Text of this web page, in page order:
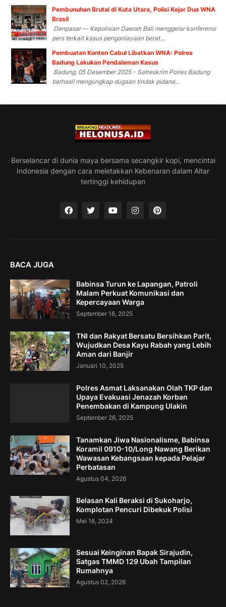
Pembunuhan Brutal di Kuta Utara, Polisi Kejar Dua WNA
Brasil
Denpasar — Kepolisian Daerah Bali menggelar konferensi
pers terkait kasus penganiayaan berat...
Pembuatan Konten Cabul Libatkan WNA: Polres
Badung Lakukan Pendalaman Kasus
Badung, 05 Desember 2025 - Satreskrim Polres Badung
berhasil mengungkap dugaan tindak pidana...
Berselancar di dunia maya bersama secangkir kopi, mencintai
Indonesia dengan cara meletakkan Kebenaran dalam Altar
tertinggi kehidupan
BACA JUGA
Babinsa Turun ke Lapangan, Patroli
Malam Perkuat Komunikasi dan
Kepercayaan Warga
September 16, 2025
TNI dan Rakyat Bersatu Bersihkan Parit,
Wujudkan Desa Kayu Rabah yang Lebih
Aman dari Banjir
Januari 10, 2025
Polres Asmat Laksanakan Olah TKP dan
Upaya Evakuasi Jenazah Korban
Penembakan di Kampung Ulakin
September 26, 2025
Tanamkan Jiwa Nasionalisme, Babinsa
Koramil 0910-10/Long Nawang Berikan
Wawasan Kebangsaan kepada Pelajar
Perbatasan
Agustus 04, 2026
Belasan Kali Beraksi di Sukoharjo,
Komplotan Pencuri Dibekuk Polisi
Mei 16, 2024
Sesuai Keinginan Bapak Sirajudin,
Satgas TMMD 129 Ubah Tampilan
Rumahnya
Agustus 02, 2026